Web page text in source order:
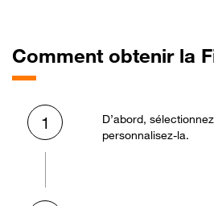
Comment obtenir la
1
D’abord,
personnalisez-la.